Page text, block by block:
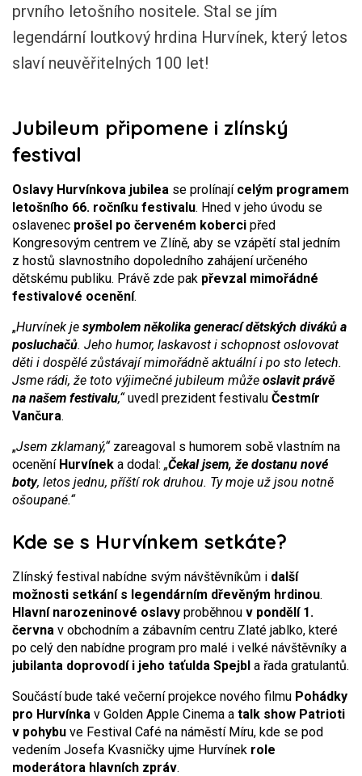
prvního letošního nositele. Stal se jím
legendární loutkový hrdina Hurvínek, který letos
slaví neuvěřitelných 100 let!
Jubileum připomene i zlínský
festival
Oslavy Hurvínkova jubilea se prolínají celým programem
letošního 66. ročníku festivalu. Hned v jeho úvodu se
oslavenec prošel po červeném koberci před
Kongresovým centrem ve Zlíně, aby se vzápětí stal jedním
z hostů slavnostního dopoledního zahájení určeného
dětskému publiku. Právě zde pak převzal mimořádné
festivalové ocenění.
„Hurvínek je symbolem několika generací dětských diváků a
posluchačů. Jeho humor, laskavost i schopnost oslovovat
děti i dospělé zůstávají mimořádně aktuální i po sto letech.
Jsme rádi, že toto výjimečné jubileum může oslavit právě
na našem festivalu,“uvedl prezident festivalu Čestmír
Vančura.
„Jsem zklamaný,“zareagoval s humorem sobě vlastním na
ocenění Hurvínek a dodal: „Čekal jsem, že dostanu nové
boty, letos jednu, příští rok druhou. Ty moje už jsou notně
ošoupané.“
Kde se s Hurvínkem setkáte?
Zlínský festival nabídne svým návštěvníkům i další
možnosti setkání s legendárním dřevěným hrdinou.
Hlavní narozeninové oslavy proběhnou v pondělí 1.
června v obchodním a zábavním centru Zlaté jablko, které
po celý den nabídne program pro malé i velké návštěvníky a
jubilanta doprovodí i jeho taťulda Spejbl a řada gratulantů.
Součástí bude také večerní projekce nového filmu Pohádky
pro Hurvínka v Golden Apple Cinema a talk show Patrioti
v pohybu ve Festival Café na náměstí Míru, kde se pod
vedením Josefa Kvasničky ujme Hurvínek role
moderátora hlavních zpráv.